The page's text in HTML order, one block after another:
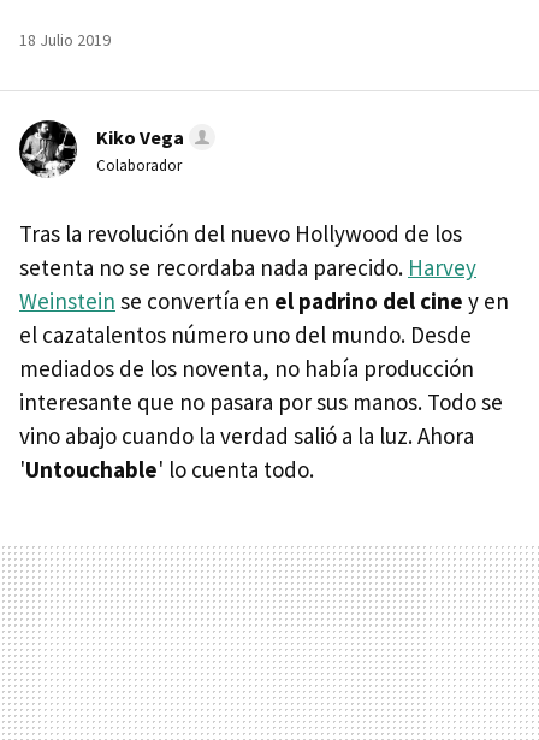
18 Julio 2019
Kiko Vega
Colaborador
Tras la revolución del nuevo Hollywood de los
setenta no se recordaba nada parecido. Harvey
Weinstein se convertía en el padrino del cine y en
el cazatalentos número uno del mundo. Desde
mediados de los noventa, no había producción
interesante que no pasara por sus manos. Todo se
vino abajo cuando la verdad salió a la luz. Ahora
'Untouchable' lo cuenta todo.